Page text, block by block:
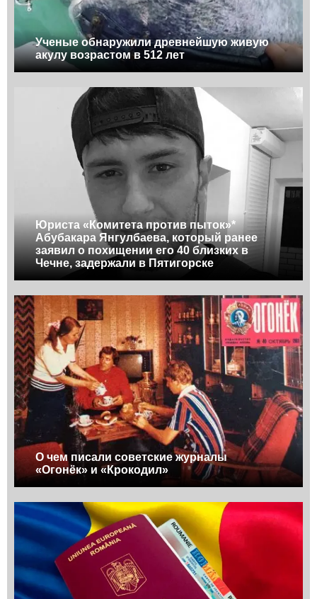
Ученые обнаружили древнейшую живую
акулу возрастом в 512 лет
Юриста «Комитета против пыток»*
Абубакара Янгулбаева, который ранее
заявил о похищении его 40 близких в
Чечне, задержали в Пятигорске
О чем писали советские журналы
«Огонёк» и «Крокодил»